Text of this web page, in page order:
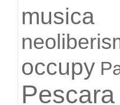
musica
occupy
Pescara